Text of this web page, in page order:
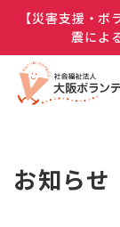
【災害支援・
震によ
お知らせ